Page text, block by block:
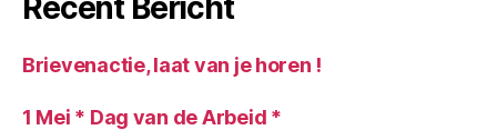
Recent Bericht
Brievenactie, laat van je horen !
1 Mei * Dag van de Arbeid *